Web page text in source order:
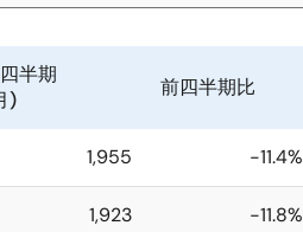
半期
)
前四半期比
1,955 -11.4%
1,923 -11.8%